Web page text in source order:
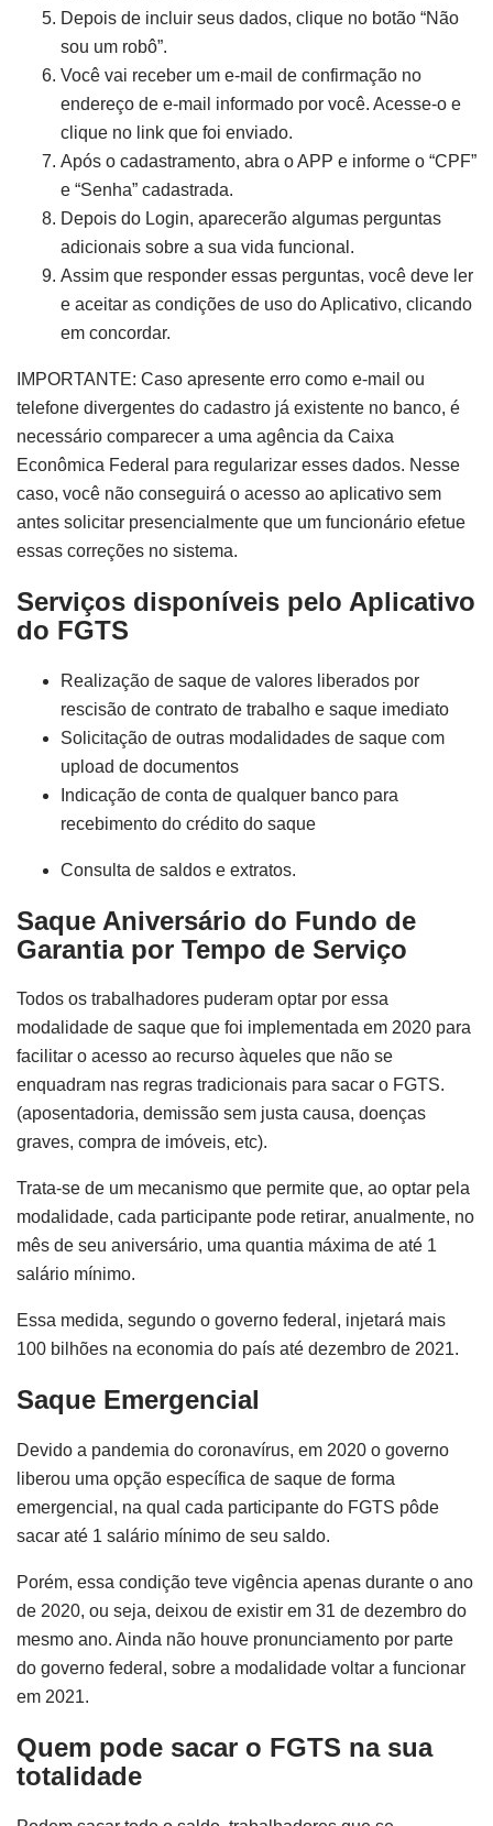
Depois de incluir seus dados, clique no botão “Não
sou um robô”.
Você vai receber um e-mail de confirmação no
endereço de e-mail informado por você. Acesse-o e
clique no link que foi enviado.
Após o cadastramento, abra o APP e informe o “CPF”
e “Senha” cadastrada.
Depois do Login, aparecerão algumas perguntas
adicionais sobre a sua vida funcional.
Assim que responder essas perguntas, você deve ler
e aceitar as condições de uso do Aplicativo, clicando
em concordar.
IMPORTANTE: Caso apresente erro como e-mail ou
telefone divergentes do cadastro já existente no banco, é
necessário comparecer a uma agência da Caixa
Econômica Federal para regularizar esses dados. Nesse
caso, você não conseguirá o acesso ao aplicativo sem
antes solicitar presencialmente que um funcionário efetue
essas correções no sistema.
Serviços disponíveis pelo Aplicativo
do FGTS
Realização de saque de valores liberados por
rescisão de contrato de trabalho e saque imediato
Solicitação de outras modalidades de saque com
upload de documentos
Indicação de conta de qualquer banco para
recebimento do crédito do saque
Consulta de saldos e extratos.
Saque Aniversário do Fundo de
Garantia por Tempo de Serviço
Todos os trabalhadores puderam optar por essa
modalidade de saque que foi implementada em 2020 para
facilitar o acesso ao recurso àqueles que não se
enquadram nas regras tradicionais para sacar o FGTS.
(aposentadoria, demissão sem justa causa, doenças
graves, compra de imóveis, etc).
Trata-se de um mecanismo que permite que, ao optar pela
modalidade, cada participante pode retirar, anualmente, no
mês de seu aniversário, uma quantia máxima de até 1
salário mínimo.
Essa medida, segundo o governo federal, injetará mais
100 bilhões na economia do país até dezembro de 2021.
Saque Emergencial
Devido a pandemia do coronavírus, em 2020 o governo
liberou uma opção específica de saque de forma
emergencial, na qual cada participante do FGTS pôde
sacar até 1 salário mínimo de seu saldo.
Porém, essa condição teve vigência apenas durante o ano
de 2020, ou seja, deixou de existir em 31 de dezembro do
mesmo ano. Ainda não houve pronunciamento por parte
do governo federal, sobre a modalidade voltar a funcionar
em 2021.
Quem pode sacar o FGTS na sua
totalidade